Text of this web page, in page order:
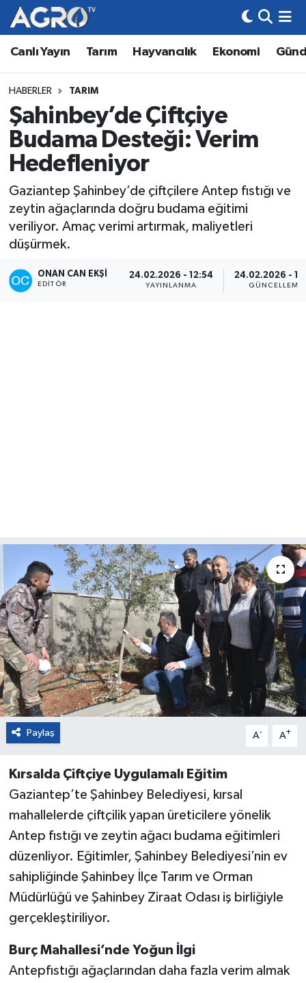
Canlı Yayın Tarım Hayvancılık Ekonomi
HABERLER TARIM
Şahinbey’de Çiftçiye
Budama Desteği: Verim
Hedefleniyor
Gaziantep Şahinbey’de çiftçilere Antep fıstığı ve
zeytin ağaçlarında doğru budama eğitimi
veriliyor. Amaç verimi artırmak, maliyetleri
düşürmek.
ONAN CAN EKŞI
EDITÖR
24.02.2026 - 12:54
YAYINLANMA
24.02.2026 -
GÜNCELLEME
Paylaş A- A+
Kırsalda Çiftçiye Uygulamalı Eğitim
Gaziantep’te Şahinbey Belediyesi, kırsal
mahallelerde çiftçilik yapan üreticilere yönelik
Antep fıstığı ve zeytin ağacı budama eğitimleri
düzenliyor. Eğitimler, Şahinbey Belediyesi’nin ev
sahipliğinde Şahinbey İlçe Tarım ve Orman
Müdürlüğü ve Şahinbey Ziraat Odası iş birliğiyle
gerçekleştiriliyor.
Burç Mahallesi’nde Yoğun İlgi
Antepfıstığı ağaçlarından daha fazla verim almak
Hava Durumu
Trafik Durumu
Süper Lig Puan Durumu ve Fikstür
Tüm Manşetler
Son Dakika Haberleri
Haber Arşivi